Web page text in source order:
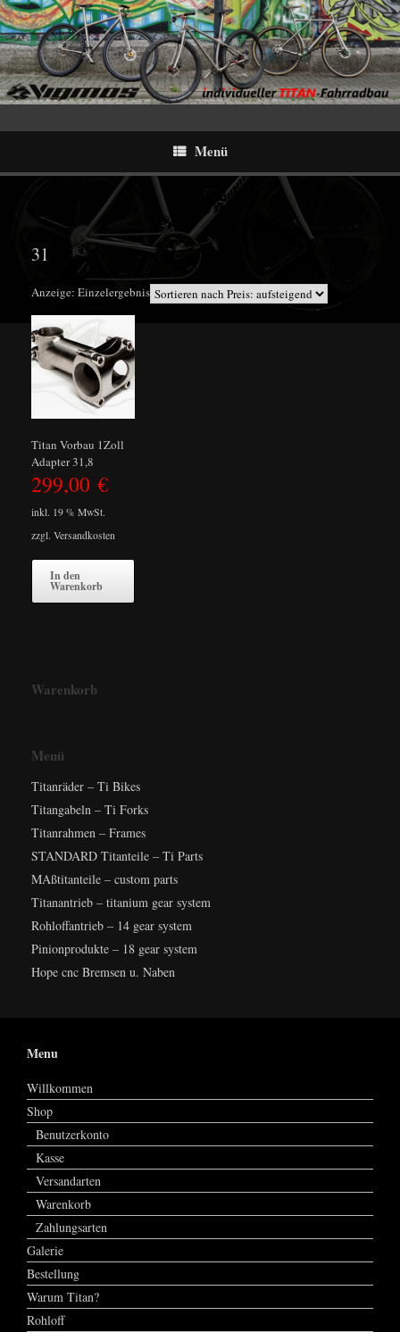
Menü
31
Anzeige: Einzelergebnis
Titan Vorbau 1Zoll
Adapter 31,8
299,00 €
inkl. 19 % MwSt.
zzgl. Versandkosten
In den
Warenkorb
Warenkorb
Menü
Titanräder – Ti Bikes
Titangabeln – Ti Forks
Titanrahmen – Frames
STANDARD Titanteile – Ti Parts
MAßtitanteile – custom parts
Titanantrieb – titanium gear system
Rohloffantrieb – 14 gear system
Pinionprodukte – 18 gear system
Hope cnc Bremsen u. Naben
Menu
Willkommen
Shop
Benutzerkonto
Kasse
Versandarten
Warenkorb
Zahlungsarten
Galerie
Bestellung
Warum Titan?
Rohloff